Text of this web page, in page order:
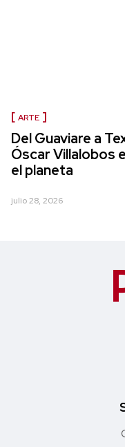
ARTE
Del Guaviare a
Óscar Villalobos
el planeta
julio 28, 2026